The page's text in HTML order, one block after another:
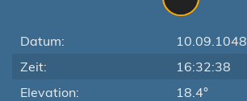
Datum:
10.09.1048
Zeit:
16:32:38
Elevation:
18.4°